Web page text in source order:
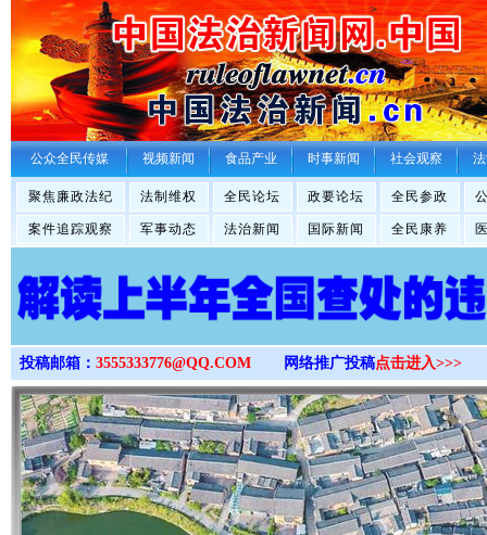
>
公众全民传媒 视频新闻 食品产业 时事新闻 社会观察
聚焦廉政法纪 法制维权 全民论坛 政要论坛 全民参政
案件追踪观察 军事动态 法治新闻 国际新闻 全民康养
投稿邮箱： 3555333776@QQ.COM 网络推广投稿点击进入>>>